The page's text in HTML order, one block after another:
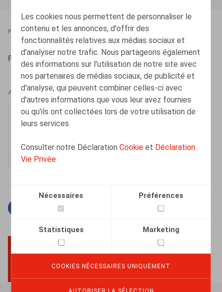
Les cookies nous permettent de personnaliser le
contenu et les annonces, d'offrir des
fonctionnalités relatives aux médias sociaux et
d'analyser notre trafic. Nous partageons également
des informations sur l'utilisation de notre site avec
nos partenaires de médias sociaux, de publicité et
d'analyse, qui peuvent combiner celles-ci avec
d'autres informations que vous leur avez fournies
ou qu'ils ont collectées lors de votre utilisation de
leurs services.
Consulter notre DéclarationCookie et Déclaration
Vie Privée
Nécessaires Préférences
Statistiques Marketing
COOKIES NÉCESSAIRES UNIQUEMENT
AUTORISER LA SÉLECTION
PRESSROOM RELATIONS INDIVIDUELLES
Platteau, LM., HR.square (online), 29/12/2021
AUTEURS
Lise-Marie Platteau
Facebook
TwitterLinkedin
BACK TO TOP